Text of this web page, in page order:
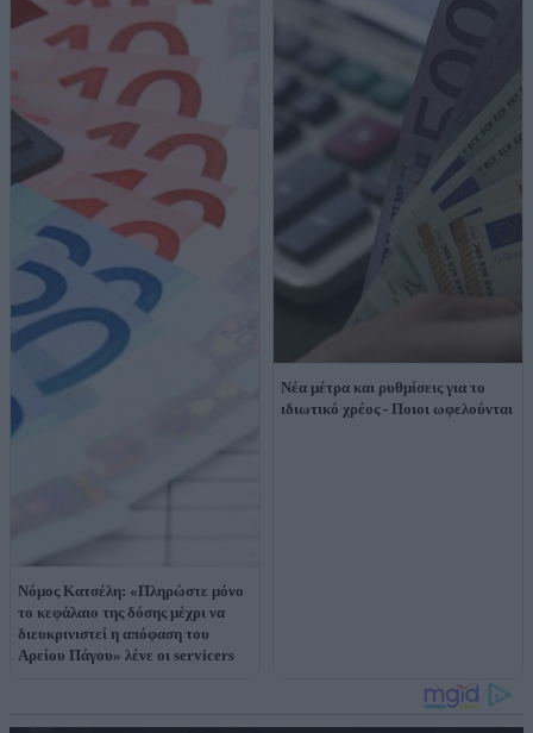
Νόμος Κατσέλη: «Πληρώστε μόνο
το κεφάλαιο της δόσης μέχρι να
διευκρινιστεί η απόφαση του
Αρείου Πάγου» λένε οι servicers
Νέα μέτρα και ρυθμίσεις για το
ιδιωτικό χρέος - Ποιοι ωφελούνται